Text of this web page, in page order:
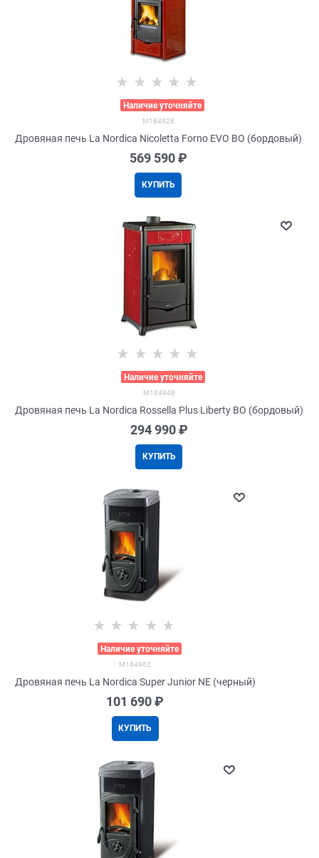
Наличие уточняйте
M184928
Дровяная печь La Nordica Nicoletta Forno EVO BO (бордовый)
569 590 ₽
КУПИТЬ
Наличие уточняйте
M184948
Дровяная печь La Nordica Rossella Plus Liberty BO (бордовый)
294 990 ₽
КУПИТЬ
Наличие уточняйте
M184962
Дровяная печь La Nordica Super Junior NE (черный)
101 690 ₽
КУПИТЬ